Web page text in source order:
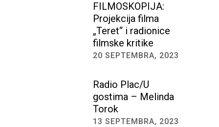
FILMOSKOPIJA:
Projekcija filma
„Teret“ i radionice
filmske kritike
20 SEPTEMBRA, 2023
Radio Plac/U
gostima – Melinda
Torok
13 SEPTEMBRA, 2023